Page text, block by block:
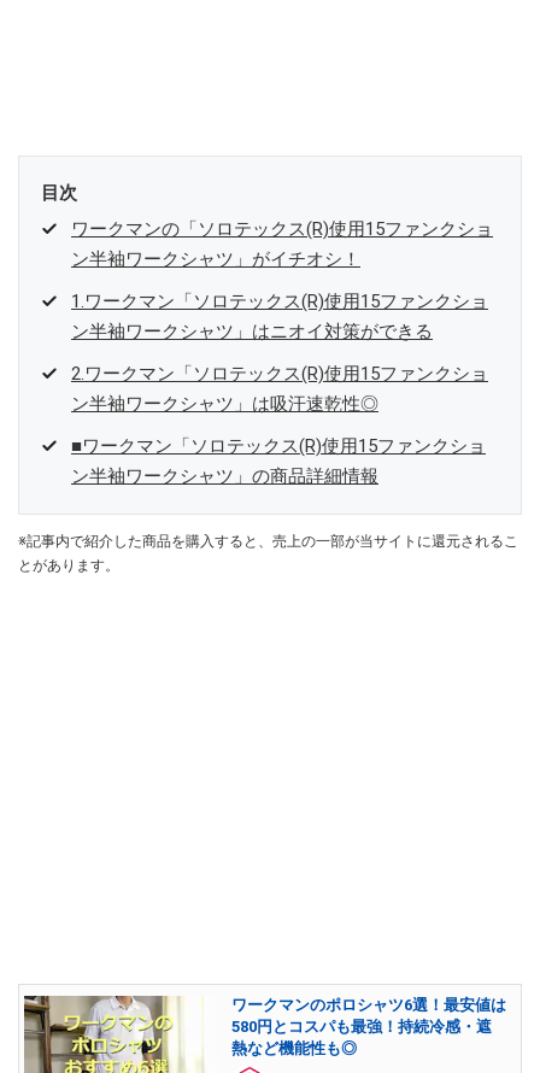
目次
ワークマンの「ソロテックス(R)使用15ファンクショ
ン半袖ワークシャツ」がイチオシ！
1.ワークマン「ソロテックス(R)使用15ファンクショ
ン半袖ワークシャツ」はニオイ対策ができる
2.ワークマン「ソロテックス(R)使用15ファンクショ
ン半袖ワークシャツ」は吸汗速乾性◎
■ワークマン「ソロテックス(R)使用15ファンクショ
ン半袖ワークシャツ」の商品詳細情報
※記事内で紹介した商品を購入すると、売上の一部が当サイトに還元されるこ
とがあります。
ワークマンのポロシャツ6選！最安値は
580円とコスパも最強！持続冷感・遮
熱など機能性も◎